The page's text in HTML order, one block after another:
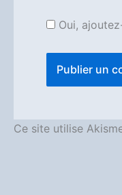
Oui,
Ce site utilise